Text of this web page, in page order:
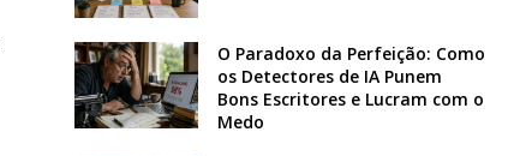
O Paradoxo da Perfeição: Como
os Detectores de IA Punem
Bons Escritores e Lucram com o
Medo